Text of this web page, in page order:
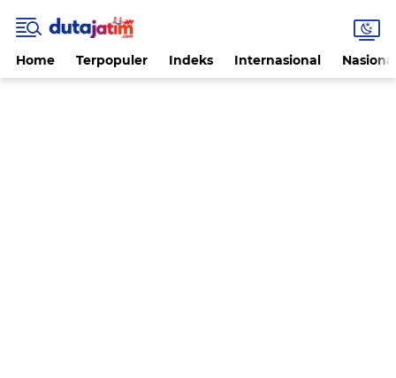
Home Terpopuler Indeks Internasional